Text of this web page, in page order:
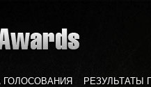
ГОЛОСОВАНИЯ РЕЗУЛЬТАТЫ